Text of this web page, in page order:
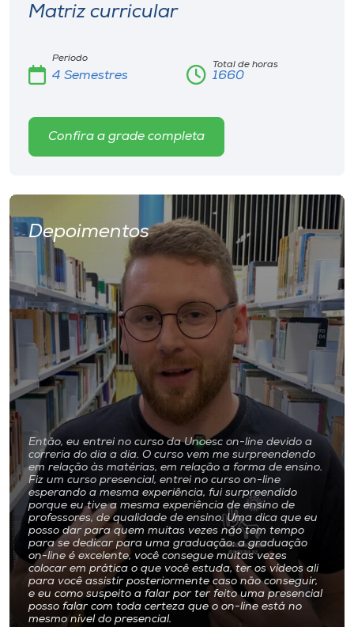
Matriz curricular
Período
4 Semestres
Total de horas
1660
Confira a grade completa
Depoimentos
Além das aulas ficarem gravadas para que eu tenha
acesso sempre que surgem dúvidas. No momento de
realizar as atividades, contamos com o suporte da
tutoria e da coordenação do curso em vários canais de
atendimento.